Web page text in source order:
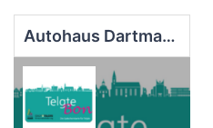
Autohaus Dartmann GmbH